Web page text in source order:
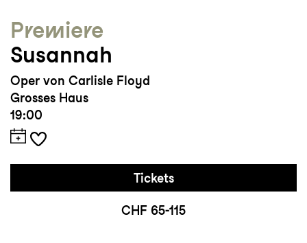
Premiere
Susannah
Oper von Carlisle Floyd
Grosses Haus
19:00
Tickets
CHF 65-115